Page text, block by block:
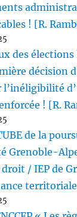
! [R.
des
décision
l’inéligibilité
! [R.
de la
Grenoble-
/ IEP de